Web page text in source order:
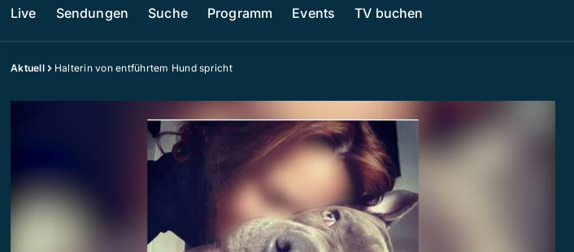
Live Sendungen Suche Programm Events TV buchen
Aktuell Halterin von entführtem Hund spricht